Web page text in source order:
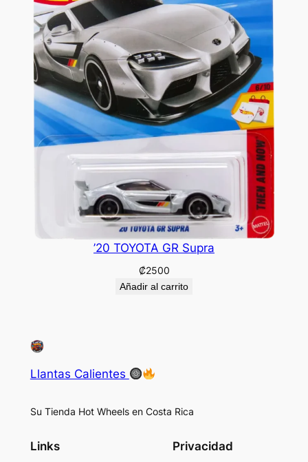
’20 TOYOTA GR Supra
₡2500
Añadir al carrito
Llantas Calientes
Su Tienda Hot Wheels en Costa Rica
Links Privacidad